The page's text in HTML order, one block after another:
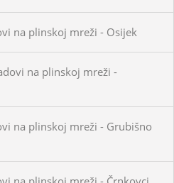
na plinskoj mreži - Osijek
na plinskoj mreži -
na plinskoj mreži - Grubišno